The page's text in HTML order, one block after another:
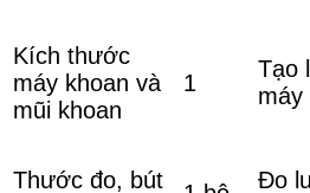
Kích thước
máy khoan và
mũi khoan
1
Tạo
máy
Thước đo, bút
Đo